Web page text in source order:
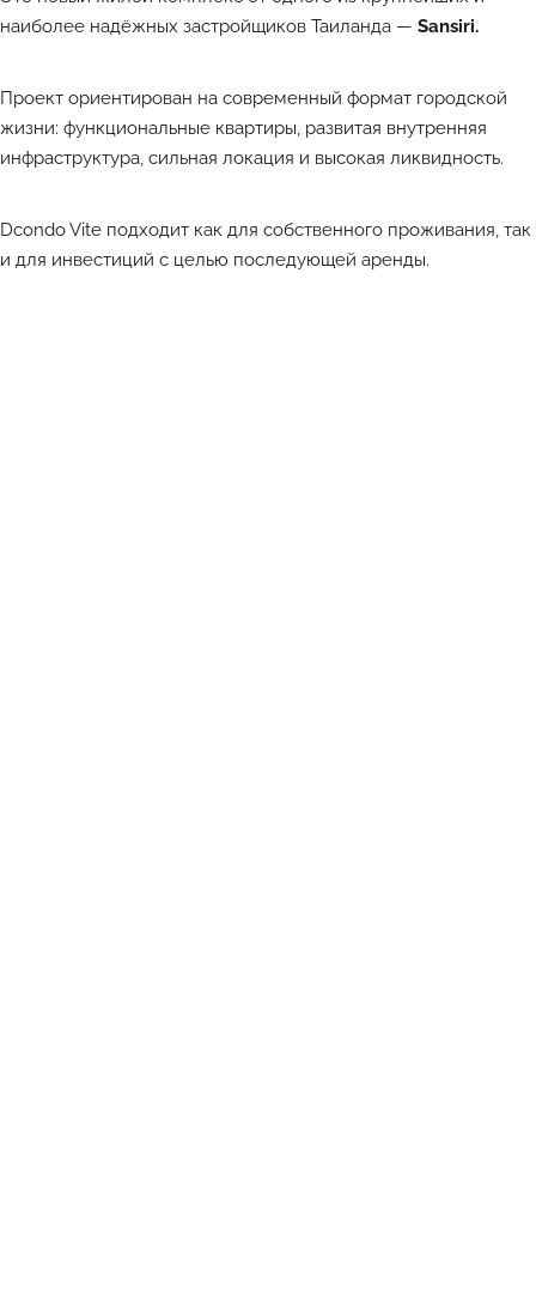
наиболее надёжных застройщиков Таиланда — Sansiri.
Проект ориентирован на современный формат городской
жизни: функциональные квартиры, развитая внутренняя
инфраструктура, сильная локация и высокая ликвидность.
Dcondo Vite подходит как для собственного проживания, так
и для инвестиций с целью последующей аренды.